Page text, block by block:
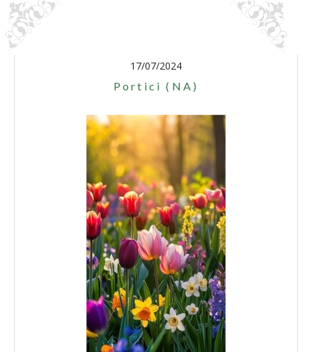
17/07/2024
Portici (NA)